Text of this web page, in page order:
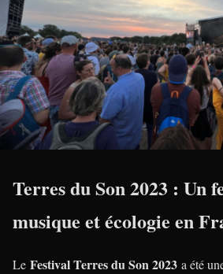
Terres du Son 2023 : Un
musique et écologie en
Le Festival Terres du Son 2023 a été